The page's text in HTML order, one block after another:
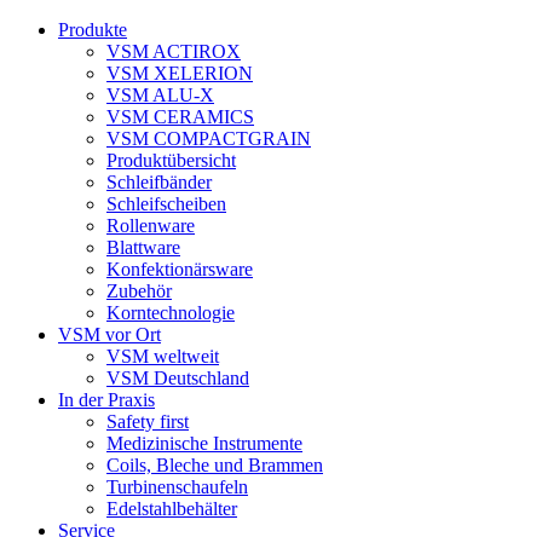
Produkte
VSM ACTIROX
VSM XELERION
VSM ALU-X
VSM CERAMICS
VSM COMPACTGRAIN
Produktübersicht
Schleifbänder
Schleifscheiben
Rollenware
Blattware
Konfektionärsware
Zubehör
Korntechnologie
VSM vor Ort
VSM weltweit
VSM Deutschland
In der Praxis
Safety first
Medizinische Instrumente
Coils, Bleche und Brammen
Turbinenschaufeln
Edelstahlbehälter
Service